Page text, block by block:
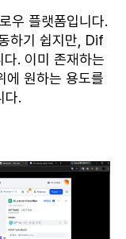
우 플랫폼입니다.
하기 쉽지만, Dif
. 이미 존재하는
에 원하는 용도를
다.